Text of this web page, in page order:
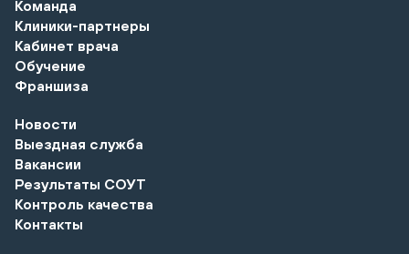
Команда
Клиники-партнеры
Кабинет врача
Обучение
Франшиза
Новости
Выездная служба
Вакансии
Результаты СОУТ
Контроль качества
Контакты